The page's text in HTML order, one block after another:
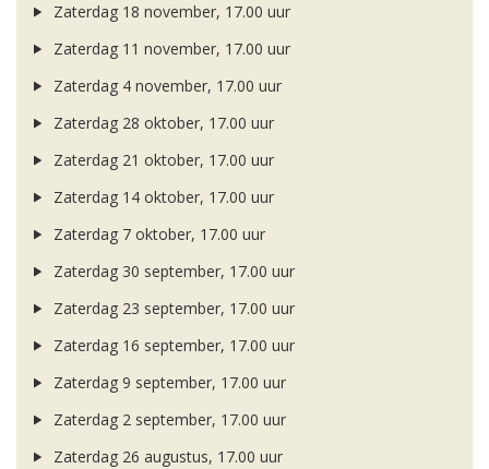
Zaterdag 18 november, 17.00 uur
Zaterdag 11 november, 17.00 uur
Zaterdag 4 november, 17.00 uur
Zaterdag 28 oktober, 17.00 uur
Zaterdag 21 oktober, 17.00 uur
Zaterdag 14 oktober, 17.00 uur
Zaterdag 7 oktober, 17.00 uur
Zaterdag 30 september, 17.00 uur
Zaterdag 23 september, 17.00 uur
Zaterdag 16 september, 17.00 uur
Zaterdag 9 september, 17.00 uur
Zaterdag 2 september, 17.00 uur
Zaterdag 26 augustus, 17.00 uur